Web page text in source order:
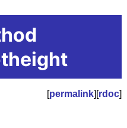
[permalink][rdoc]